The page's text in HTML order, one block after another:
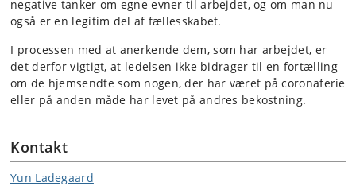
negative tanker om egne evner til arbejdet, og om man nu
også er en legitim del af fællesskabet.
I processen med at anerkende dem, som har arbejdet, er
det derfor vigtigt, at ledelsen ikke bidrager til en fortælling
om de hjemsendte som nogen, der har været på coronaferie
eller på anden måde har levet på andres bekostning.
Kontakt
Yun Ladegaard